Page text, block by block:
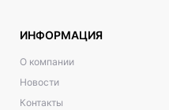
ИНФОРМАЦИЯ
О компании
Новости
Контакты